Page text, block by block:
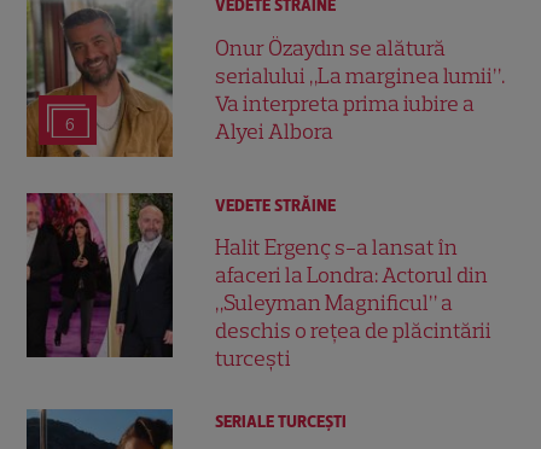
6
VEDETE STRĂINE
Onur Özaydın se alătură
serialului „La marginea lumii”.
Va interpreta prima iubire a
Alyei Albora
VEDETE STRĂINE
Halit Ergenç s-a lansat în
afaceri la Londra: Actorul din
„Suleyman Magnificul” a
deschis o rețea de plăcintării
turcești
SERIALE TURCEŞTI